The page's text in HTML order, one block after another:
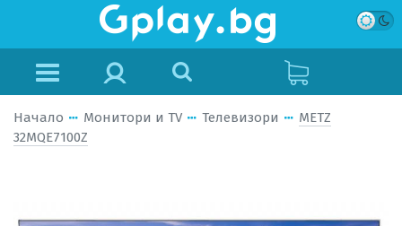
Начало Монитори и TV Телевизори
METZ
32MQE7100Z